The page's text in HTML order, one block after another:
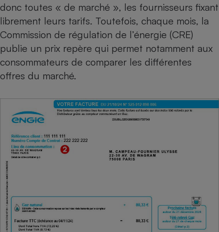
donc toutes « de marché », les fournisseurs fixant
librement leurs tarifs. Toutefois, chaque mois, la
Commission de régulation de l’énergie (CRE)
publie un prix repère qui permet notamment aux
consommateurs de comparer les différentes
offres du marché.
Climatiseur -
Ventilateur